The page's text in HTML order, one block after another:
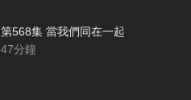
第568集 當我們同在一起
47分鐘